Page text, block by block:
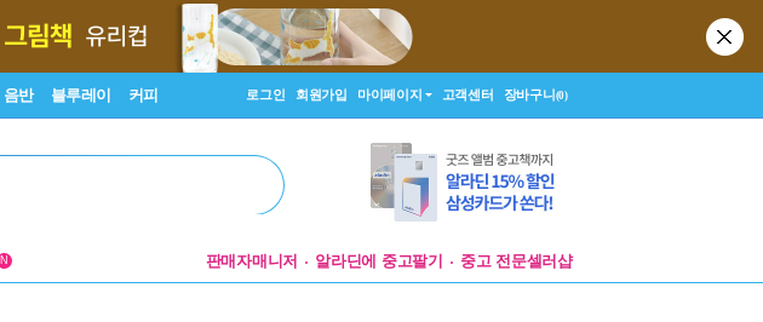
음반 블루레이 커피 로그인 회원가입 마이페이지 고객센터 장바구니(0)
N 판매자매니저 알라딘에 중고팔기 중고 전문셀러샵